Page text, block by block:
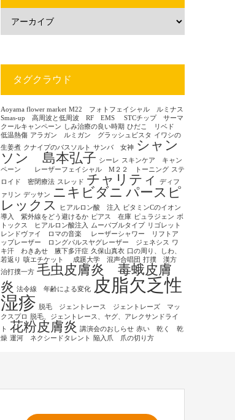
タグクラウド
Aoyama flower market M22 フォトフェイシャル ルミナス
Smas-up 高周波と低周波 RF EMS
STCチップ サーマ
クールキャンペーン
しみ治療の良い時期 ひだこ リベド
低温熱傷 アラガン ルミガン グラッシュビスタ
イワシの
生姜煮 クナイプのバスソルト サンバ 女神 シャン
ソン 島本弘子 シーレ スキンケア キャン
ペーン レーザーフェイシャル M２２ トーニング ステ
ロイド 密閉療法 スレッド チャリティ
ディフ
ァリン デッサン ニキビダニ パースピ
レックス
ヒアルロン酸 注入
ビタミンCのイオン
導入 紫外線をどう避けるか ピアス 在庫 ピュラジェン ボ
トックス ヒアルロン酸注入 ムーバブルタイプ リゴレット
レンドヴァイ ロマの音楽
レーザーシャワー リフトア
ップレーザー ロングパルスヤグレーザー ジェネシス ワ
キ汗 わきあせ 腋下多汗症 久保山真衣 口の周り、しわ、
若返り 咳エチケット 成蹊大学 混声合唱団 打撲 漢方
治打撲一方 毛虫皮膚炎 毒蛾皮膚
炎 法令線 年齢による変化
皮脂欠乏性
湿疹
脱毛 ジェントレース ジェントレーズ マッ
クスプロ
脱毛、ジェントレース、ヤグ、アレクサンドライ
ト 花粉皮膚炎 講演会のおしらせ 赤い 乾く 乾
燥 運河 ネクシードタレント 陥入爪 爪の切り方